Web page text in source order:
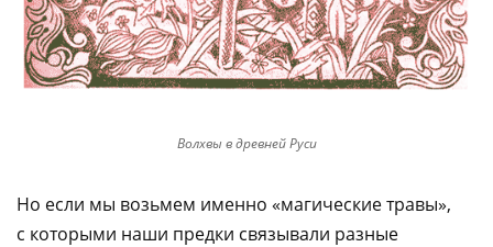
Волхвы в древней Руси
Но если мы возьмем именно «магические травы»,
с которыми наши предки связывали разные